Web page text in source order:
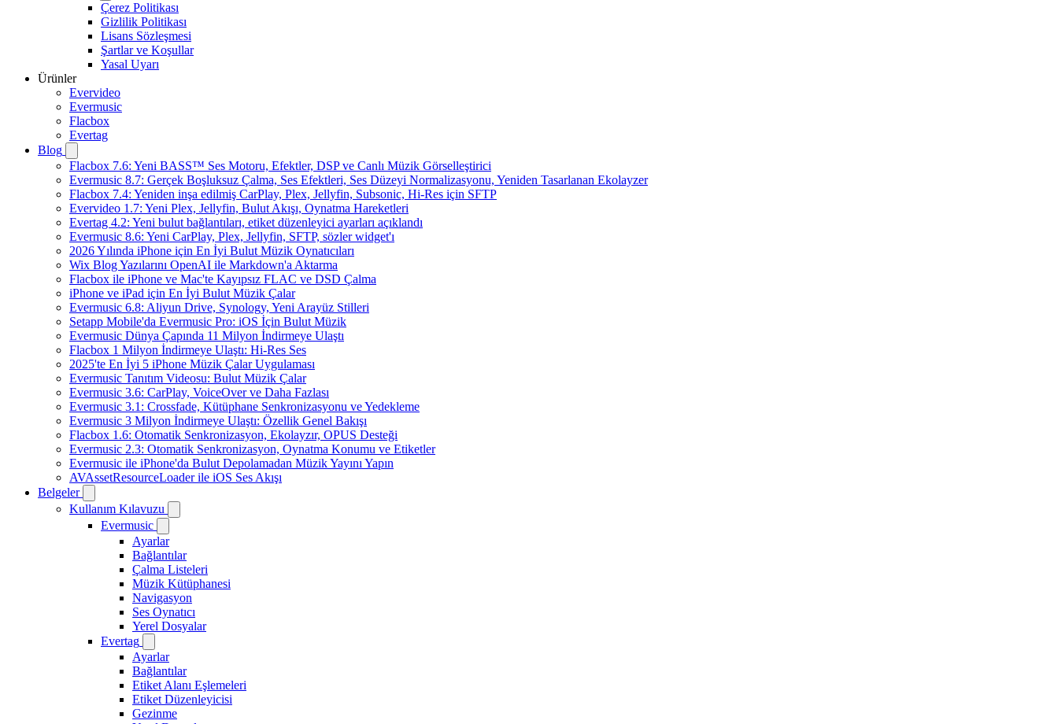
Çerez Politikası
Gizlilik Politikası
Lisans Sözleşmesi
Şartlar ve Koşullar
Yasal Uyarı
Ürünler
Evervideo
Evermusic
Flacbox
Evertag
Blog
Flacbox 7.6: Yeni BASS™ Ses Motoru, Efektler, DSP ve Canlı Müzik Görselleştirici
Evermusic 8.7: Gerçek Boşluksuz Çalma, Ses Efektleri, Ses Düzeyi Normalizasyonu, Yeniden Tasarlanan Ekolayzer
Flacbox 7.4: Yeniden inşa edilmiş CarPlay, Plex, Jellyfin, Subsonic, Hi-Res için SFTP
Evervideo 1.7: Yeni Plex, Jellyfin, Bulut Akışı, Oynatma Hareketleri
Evertag 4.2: Yeni bulut bağlantıları, etiket düzenleyici ayarları açıklandı
Evermusic 8.6: Yeni CarPlay, Plex, Jellyfin, SFTP, sözler widget'ı
2026 Yılında iPhone için En İyi Bulut Müzik Oynatıcıları
Wix Blog Yazılarını OpenAI ile Markdown'a Aktarma
Flacbox ile iPhone ve Mac'te Kayıpsız FLAC ve DSD Çalma
iPhone ve iPad için En İyi Bulut Müzik Çalar
Evermusic 6.8: Aliyun Drive, Synology, Yeni Arayüz Stilleri
Setapp Mobile'da Evermusic Pro: iOS İçin Bulut Müzik
Evermusic Dünya Çapında 11 Milyon İndirmeye Ulaştı
Flacbox 1 Milyon İndirmeye Ulaştı: Hi-Res Ses
2025'te En İyi 5 iPhone Müzik Çalar Uygulaması
Evermusic Tanıtım Videosu: Bulut Müzik Çalar
Evermusic 3.6: CarPlay, VoiceOver ve Daha Fazlası
Evermusic 3.1: Crossfade, Kütüphane Senkronizasyonu ve Yedekleme
Evermusic 3 Milyon İndirmeye Ulaştı: Özellik Genel Bakışı
Flacbox 1.6: Otomatik Senkronizasyon, Ekolayzır, OPUS Desteği
Evermusic 2.3: Otomatik Senkronizasyon, Oynatma Konumu ve Etiketler
Evermusic ile iPhone'da Bulut Depolamadan Müzik Yayını Yapın
AVAssetResourceLoader ile iOS Ses Akışı
Belgeler
Kullanım Kılavuzu
Evermusic
Ayarlar
Bağlantılar
Çalma Listeleri
Müzik Kütüphanesi
Navigasyon
Ses Oynatıcı
Yerel Dosyalar
Evertag
Ayarlar
Bağlantılar
Etiket Alanı Eşlemeleri
Etiket Düzenleyicisi
Gezinme